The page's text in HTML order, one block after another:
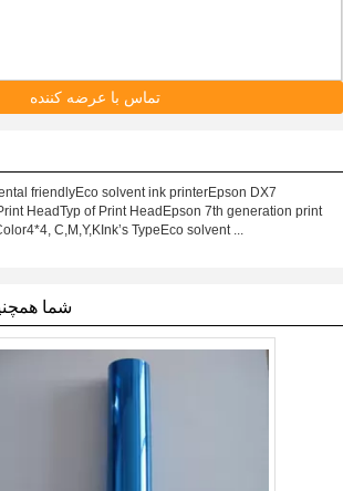
تماس با عرضه کننده
friendlyEco solvent ink printerEpson DX7
HeadTyp of Print HeadEpson 7th generation print
C,M,Y,KInk’s TypeEco solvent ...
شما